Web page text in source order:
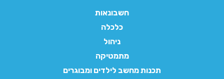
חשבונאות
כלכלה
ניהול
מתמטיקה
תכנות מחשב לילדים ומבוגרים